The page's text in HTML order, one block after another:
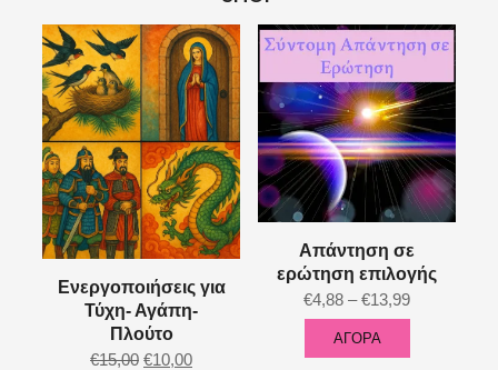
Ενεργοποιήσεις για
Τύχη- Αγάπη-
Πλούτο
€15,00 Original
€10,00Current
Απάντηση σε
ερώτηση επιλογής
€4,88 – €13,99Price
€4,88
ΑΓΟΡΑ
This